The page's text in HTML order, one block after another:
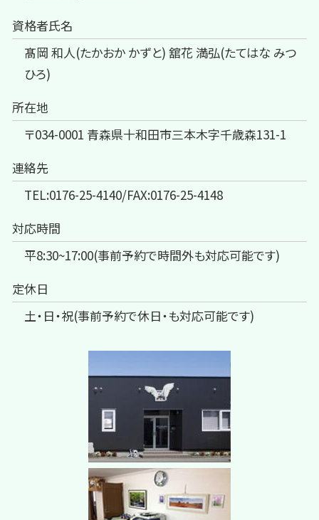
資格者氏名
髙岡 和人(たかおか かずと) 舘花 満弘(たてはな みつ
ひろ)
所在地
〒034-0001 青森県十和田市三本木字千歳森131-1
連絡先
TEL:0176-25-4140/FAX:0176-25-4148
対応時間
平8:30~17:00(事前予約で時間外も対応可能です)
定休日
土・日・祝(事前予約で休日・も対応可能です)